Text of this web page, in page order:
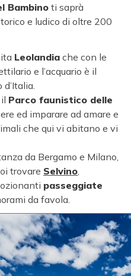
Bambino ti saprà
e ludico di oltre 200
Leolandia che con le
e l’acquario è il
Parco faunistico delle
ed imparare ad amare e
che qui vi abitano e vi
da Bergamo e Milano,
trovare Selvino,
passeggiate
da favola.